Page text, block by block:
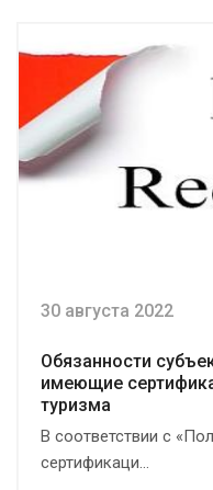
30 августа 2022
Обязанности
имеющие
туризма
В соответствии с
сертификаци...